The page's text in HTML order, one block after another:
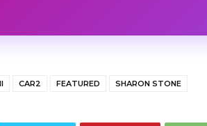
CAR2 FEATURED SHARON STONE